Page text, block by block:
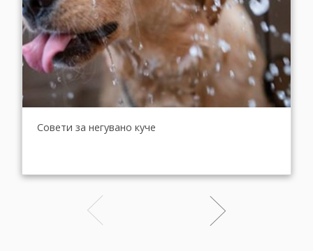
Совети за негувано куче